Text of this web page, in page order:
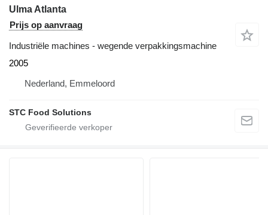
Ulma Atlanta
Prijs op aanvraag
Industriële machines - wegende verpakkingsmachine
2005
Nederland, Emmeloord
STC Food Solutions